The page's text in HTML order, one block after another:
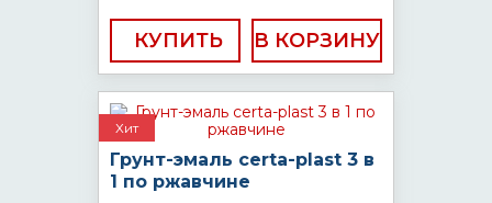
КУПИТЬ
Хит
Грунт-эмаль certa-plast 3 в
1 по ржавчине